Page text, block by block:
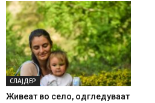
СЛАЈДЕР
Живеат во село, одгледуваат